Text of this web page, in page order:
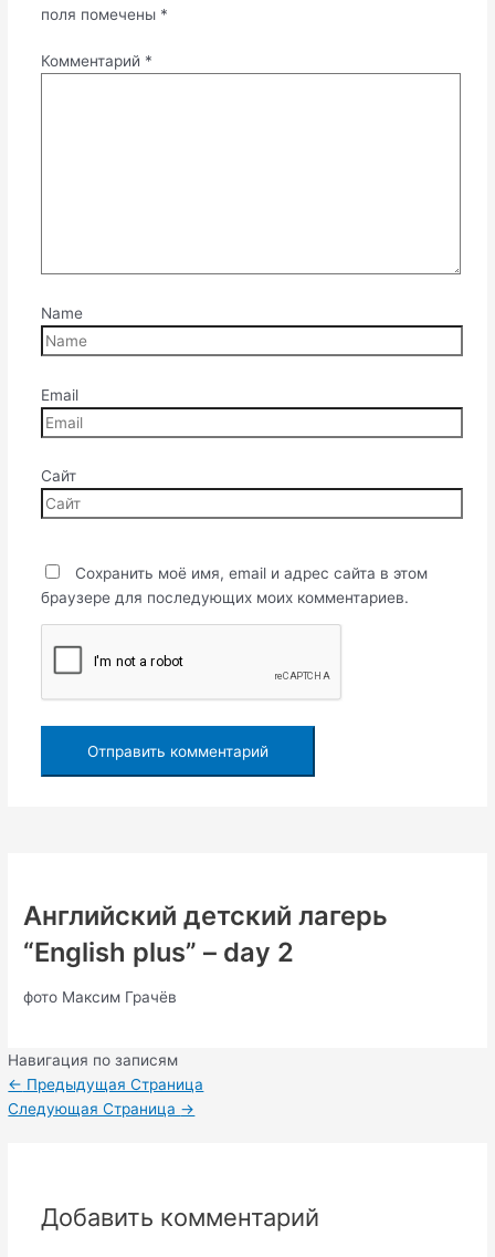
поля помечены *
Комментарий *
Name
Email
Сайт
Сохранить моё имя, email и адрес сайта в этом
браузере для последующих моих комментариев.
Английский детский лагерь
“English plus” – day 2
фото Максим Грачёв
Навигация по записям
← Предыдущая Страница
Следующая Страница →
Добавить комментарий